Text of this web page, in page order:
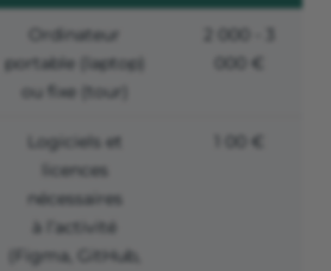
Ordinateur
portable (laptop)
ou fixe (tour)
2 000 - 3
000 €
Logiciels et
licences
nécessaires
à l’activité
(Figma, GitHub,
1 00 €